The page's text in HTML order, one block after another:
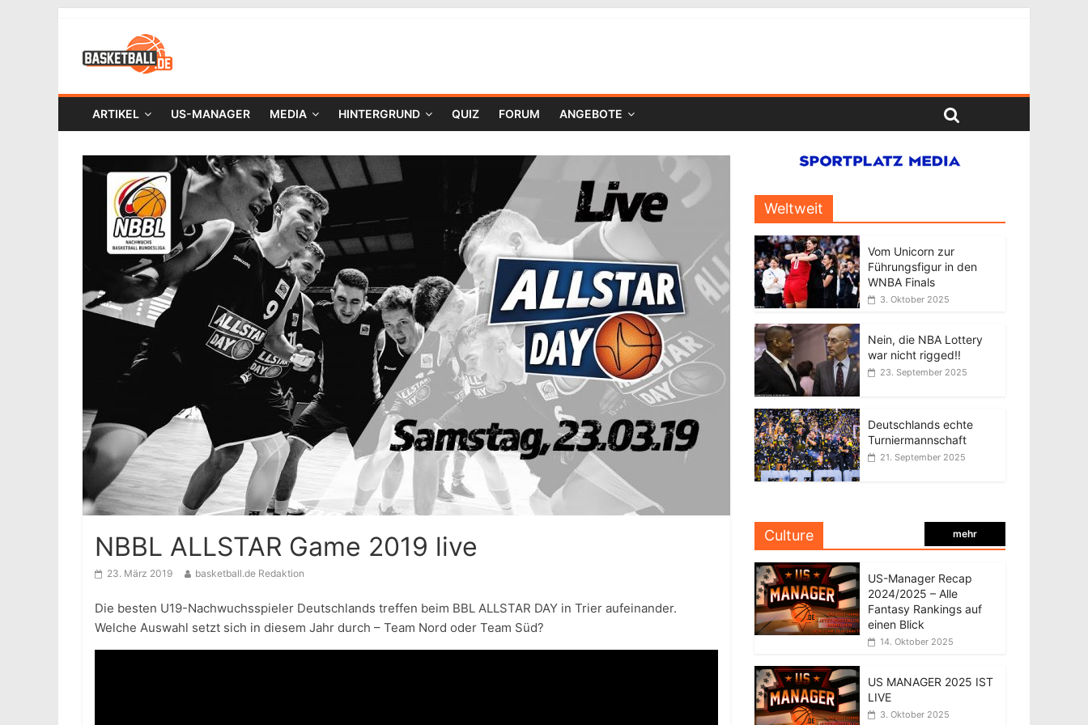
ARTIKEL US-MANAGER MEDIA HINTERGRUND QUIZ FORUM ANGEBOTE
NBBL ALLSTAR Game 2019 live
23. März 2019 basketball.de Redaktion
Die besten U19-Nachwuchsspieler Deutschlands treffen beim BBL ALLSTAR DAY in Trier aufeinander.
Welche Auswahl setzt sich in diesem Jahr durch – Team Nord oder Team Süd?
Weltweit
Vom Unicorn zur
Führungsfigur in den
WNBA Finals
3. Oktober 2025
Nein, die NBA Lottery
war nicht rigged!!
23. September 2025
Deutschlands echte
Turniermannschaft
21. September 2025
Culture mehr
US-Manager Recap
2024/2025 – Alle
Fantasy Rankings auf
einen Blick
14. Oktober 2025
US MANAGER 2025 IST
LIVE
3. Oktober 2025